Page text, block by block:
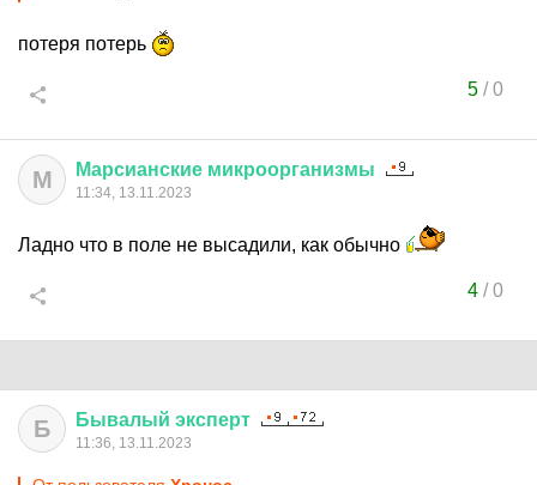
потеря потерь
5/0
М Марсианские микроорганизмы
11:34, 13.11.2023
Ладно что в поле не высадили, как обычно
4/0
Б Бывалый эксперт
11:36, 13.11.2023